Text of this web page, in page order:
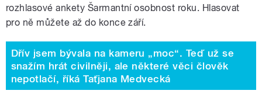
rozhlasové ankety Šarmantní osobnost roku. Hlasovat
pro ně můžete až do konce září.
Dřív jsem bývala na kameru „moc“. Teď už se
snažím hrát civilněji, ale některé věci člověk
nepotlačí, říká Taťjana Medvecká